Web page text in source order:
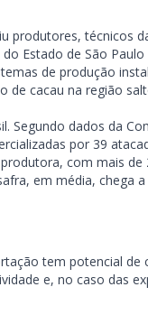
produtores, técnicos
Estado de São
de produção
de cacau na região
Segundo dados da
por 39
com mais
em média, chega
tem potencial de
e, no caso das